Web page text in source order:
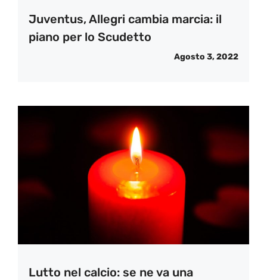
Juventus, Allegri cambia marcia: il
piano per lo Scudetto
Agosto 3, 2022
Lutto nel calcio: se ne va una